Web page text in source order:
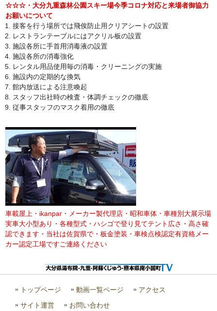
☆☆☆・大分九重森林公園スキー場今季コロナ対応と来場者御協力
お願いについて
接客を行う場所では飛俟防止用クリアシートの設置
レストランテーブルにはアクリル板の設置
施設各所に手首用消毒液の設置
施設各所の消毒強化
レンタル用品使用毎の消毒・クリーニングの実施
施設内の定期的な換気
館内放送による注意喚起
スタッフ出社時の検査・体調チェックの徹底
従事スタッフのマスク着用の徹底
車載屋上・ikanpar・メーカー製代理店・昭和車体・車種別大展示場
実車大小型あり・各種型式・ハシゴで登り見てテント広さ・高さ確
認できます・当社は佐賀県で・板金塗装・車検点検認定有資格メー
カー認定工場ですご連絡ください
トップページ 動画一覧ページ アクセス
サイト運営 お問い合わせ